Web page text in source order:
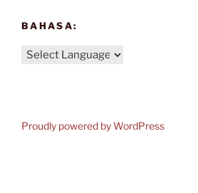
BAHASA:
Proudly powered by WordPress